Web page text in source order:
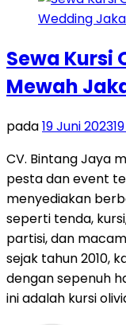
Sewa Kursi
Mewah
pada19 Juni 2023
CV. Bintang Jaya
pesta dan event
menyediakan
seperti tenda,
partisi, dan
sejak tahun 2010,
dengan sepenuh
ini adalah kursi